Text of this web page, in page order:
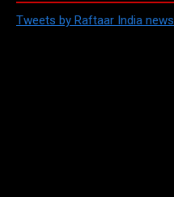
Tweets by Raftaar India news